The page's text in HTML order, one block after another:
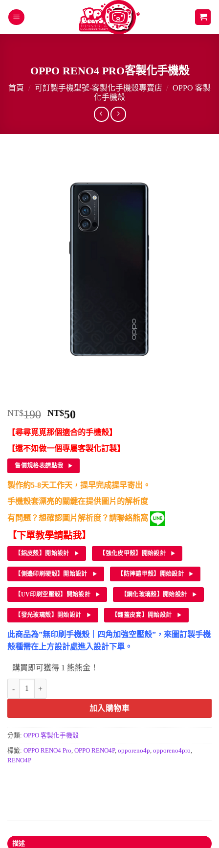
OPPO RENO4 PRO客製化手機殼
首頁 / 可訂製手機型號-客製化手機殼專賣店 / OPPO 客製
化手機殼
NT$190 原
始
價
格：
NT$190。
NT$50
前
價
格：
NT$50。
【尋尋覓覓那個適合的手機殼】
【還不如做一個專屬客製化訂製】
售價規格表請點我
製作約5-8天工作天，提早完成提早寄出。
手機殼套漂亮的關鍵在提供圖片的解析度
有問題？想確認圖片解析度？請聯絡熊窩
【下單教學請點我】
【鋁皮殼】開始設計 【強化皮甲殼】開始設計
【側邊印刷硬殼】開始設計 【防摔鎧甲殼】開始設計
【UV印刷空壓殼】開始設計 【鋼化玻璃殼】開始設計
【發光玻璃殼】開始設計 【翻蓋皮套】開始設計
此商品為”無印刷手機殼｜四角加強空壓殼”，來圖訂製手機
殼種需在上方設計處進入設計下單。
購買即可獲得 1 熊熊金！
OPPO RENO4 PRO客製化手機殼 數量
加入購物車
分類: OPPO 客製化手機殼
標籤: OPPO RENO4 Pro, OPPO RENO4P, opporeno4p, opporeno4pro,
RENO4P
描述